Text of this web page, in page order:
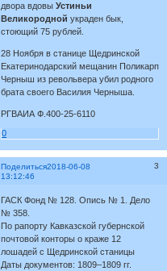
двора вдовыУстиньи
Великородной украден бык,
стоющий 75 рублей.
28 Ноября в станице Щедринской
Екатеринодарский мещанин Поликарп
Черныш из револьвера убил родного
брата своего Василия Черныша.
РГВАИА Ф.400-25-6110
0
Поделиться 3
2018-06-08
13:12:46
ГАСК Фонд № 128. Опись № 1. Дело
№ 358.
По рапорту Кавказской губернской
почтовой конторы о краже 12
лошадей с Щедринской станицы
Даты документов: 1809–1809 гг.